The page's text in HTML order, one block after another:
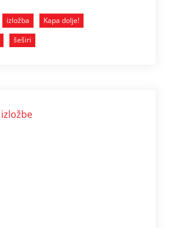
izložba
Kapa dolje!
šeširi